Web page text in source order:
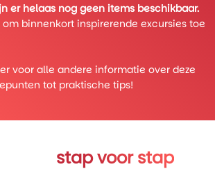
er helaas nog geen items beschikbaar.
binnenkort inspirerende excursies toe
voor alle andere informatie over deze
tot praktische tips!
stap voor stap